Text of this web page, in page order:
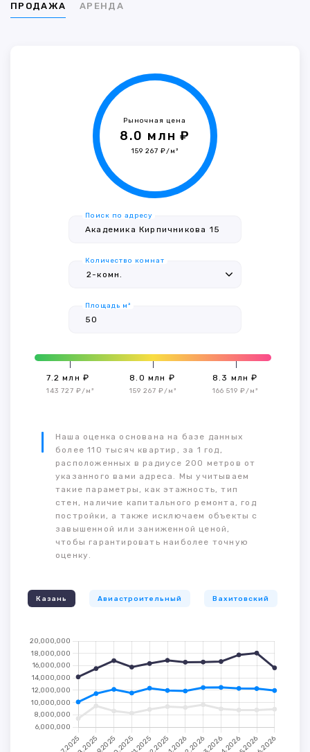
ПРОДАЖА АРЕНДА
Рыночная цена
8.0 млн ₽
159 267 ₽/м²
Поиск по адресу
Количество комнат
Площадь м²
7.2 млн ₽
143 727 ₽/м²
8.0 млн ₽
159 267 ₽/м²
8.3 млн ₽
166 519 ₽/м²
Наша оценка основана на базе данных
более 110 тысяч квартир, за 1 год,
расположенных в радиусе 200 метров от
указанного вами адреса. Мы учитываем
такие параметры, как этажность, тип
стен, наличие капитального ремонта, год
постройки, а также исключаем объекты с
завышенной или заниженной ценой,
чтобы гарантировать наиболее точную
оценку.
Казань Авиастроительный Вахитовский